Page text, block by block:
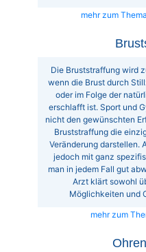
mehr zum
Die Bruststraffung wird
wenn die Brust durch
oder im Folge der
erschlafft ist. Sport und
nicht den gewünschten
Bruststraffung die
Veränderung darstellen.
jedoch mit ganz
man in jedem Fall gut
Arzt klärt sowohl
Möglichkeiten und
mehr zum